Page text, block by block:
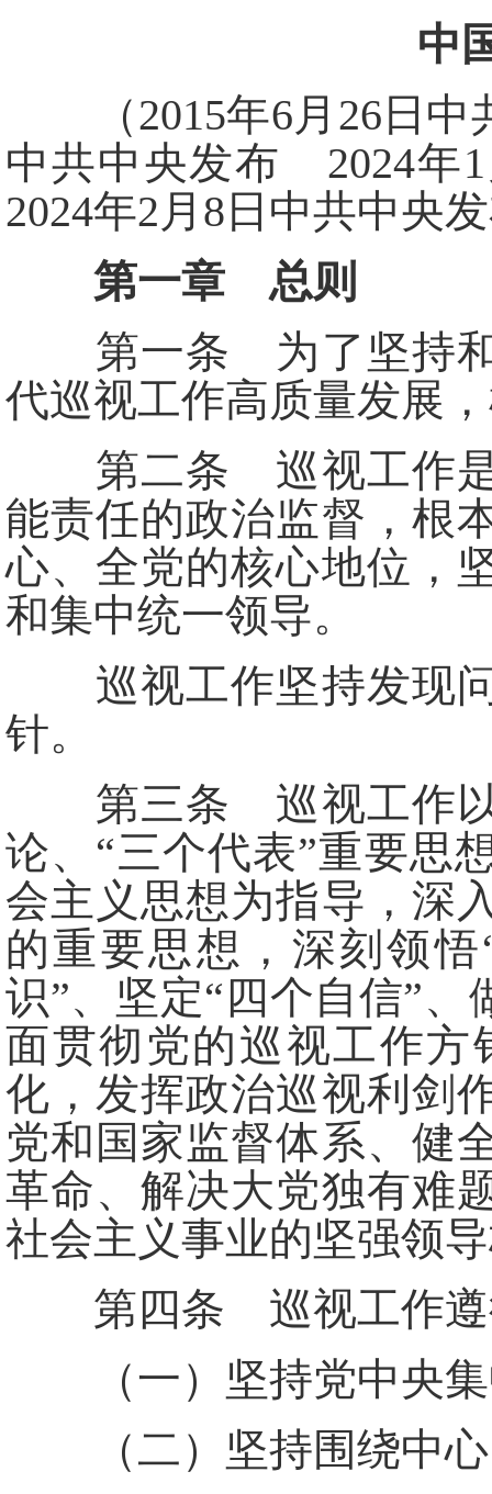
中
（2015年6月26日中
中共中央发布 2024年
2024年2月8日中共中央
第一章 总则
第一条 为了坚持和
代巡视工作高质量发展
第二条 巡视工作是
能责任的政治监督，根
心、全党的核心地位，
和集中统一领导。
巡视工作坚持发现问
针。
第三条 巡视工作以
论、“三个代表”重要思
会主义思想为指导，深
的重要思想，深刻领
识”、坚定“四个自信”
面贯彻党的巡视工作
化，发挥政治巡视利剑
党和国家监督体系、健
革命、解决大党独有难
社会主义事业的坚强领
第四条 巡视工作遵
（一）坚持党中央集
（二）坚持围绕中心